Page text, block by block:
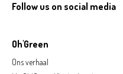
Oh'Green
Ons verhaal
Follow us on social media